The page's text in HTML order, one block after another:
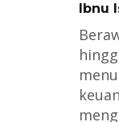
Ibnu